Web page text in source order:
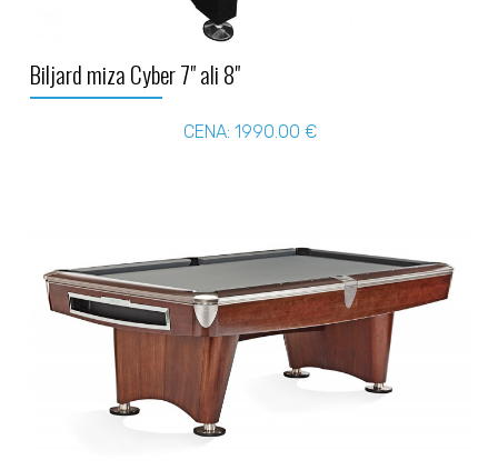
Biljard miza Cyber 7" ali 8"
CENA: 1990.00 €